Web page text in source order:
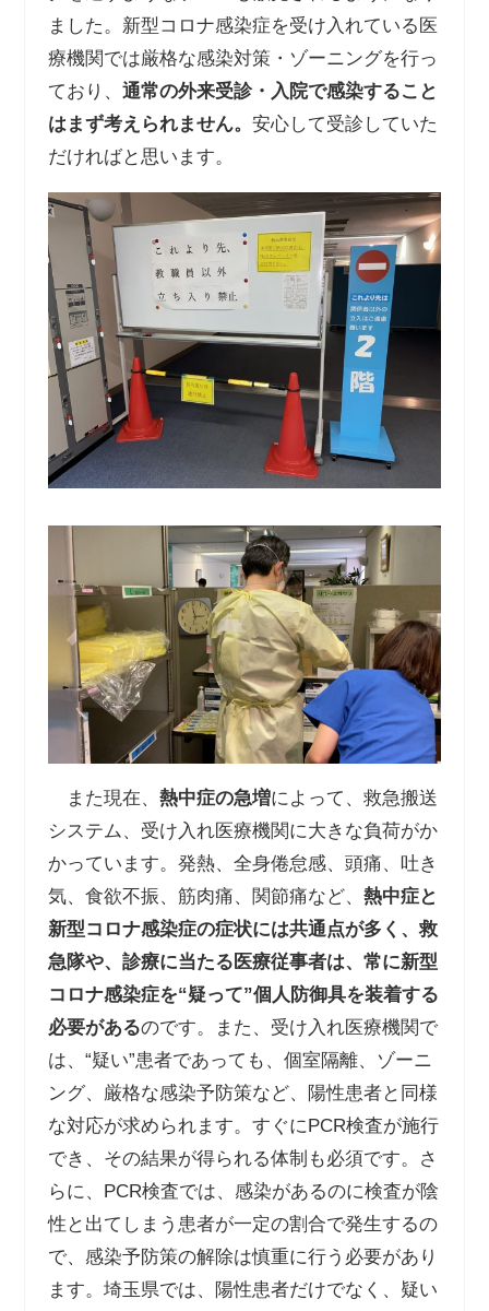
ました。新型コロナ感染症を受け入れている医
療機関では厳格な感染対策・ゾーニングを行っ
ており、 通常の外来受診・入院で感染すること
はまず考えられません。 安心して受診していた
だければと思います。
また現在、 熱中症の急増によって、救急搬送
システム、受け入れ医療機関に大きな負荷がか
かっています。発熱、全身倦怠感、頭痛、吐き
気、食欲不振、筋肉痛、関節痛など、 熱中症と
新型コロナ感染症の症状には共通点が多く、救
急隊や、診療に当たる医療従事者は、常に新型
コロナ感染症を“疑って”個人防御具を装着する
必要があるのです。また、受け入れ医療機関で
は、“疑い”患者であっても、個室隔離、ゾーニ
ング、厳格な感染予防策など、陽性患者と同様
な対応が求められます。すぐにPCR検査が施行
でき、その結果が得られる体制も必須です。さ
らに、PCR検査では、感染があるのに検査が陰
性と出てしまう患者が一定の割合で発生するの
で、感染予防策の解除は慎重に行う必要があり
ます。埼玉県では、陽性患者だけでなく、疑い